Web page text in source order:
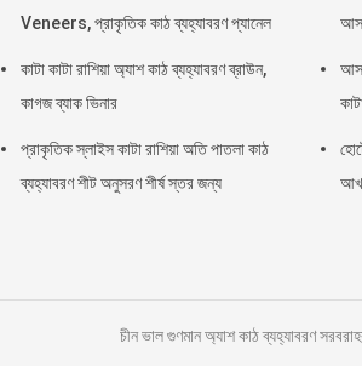
Veneers, প্রাকৃতিক কাঠ ব্যহ্যাবরণ প্যানেল
কাটা কাটা রাশিয়া অ্যাশ কাঠ ব্যহ্যাবরণ ব্রাউন,
কাগজ ব্যাক ভিনার
প্রাকৃতিক স্লাইস কাটা রাশিয়া অতি পাতলা কাঠ
ব্যহ্যাবরণ শীট অনুসরণ শীর্ষ স্তর জন্য
চীন ভাল গুণমান অ্যাশ কাঠ ব্যহ্যাবরণ